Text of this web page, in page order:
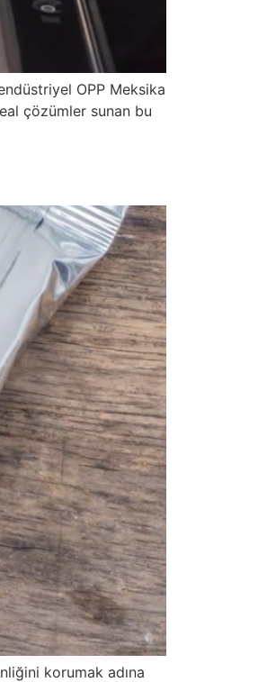
OPP Meksika
çözümler sunan bu
korumak adına